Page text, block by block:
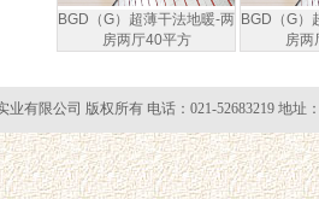
BGD（G）超薄干法地暖-两
房两厅40平方
BGD（G）
房两
业有限公司 版权所有 电话：021-52683219 地